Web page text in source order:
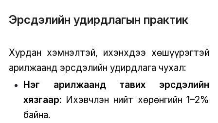
Эрсдэлийн удирдлагын практик
Хурдан хэмнэлтэй, ихэнхдээ хөшүүрэгтэй
арилжаанд эрсдэлийн удирдлага чухал:
Нэг арилжаанд тавих эрсдэлийн
хязгаар: Ихэвчлэн нийт хөрөнгийн 1–2%
байна.